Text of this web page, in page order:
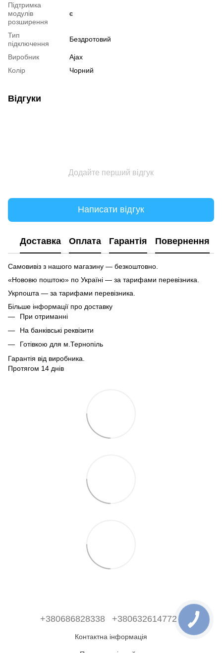
Підтримка
модулів
розширення
є
Тип
підключення
Бездротовий
Виробник
Ajax
Колір
Чорний
Відгуки
Додайте перший відгук
Написати відгук
Доставка Оплата Гарантія Повернення
Самовивіз з нашого магазину — безкоштовно.
«Нововю поштою» по Україні — за тарифами перевізника.
Укрпошта — за тарифами перевізника.
Більше інформації про доставку
При отриманні
На банківські реквізити
Готівкою для м.Тернопіль
Гарантія від виробника.
Протягом 14 днів
+380686828338 +380632614772
Контактна інформація